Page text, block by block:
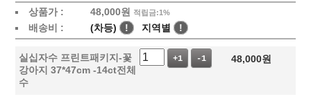
상품가 : 48,000원 적립금:1%
배송비 : (차등) ! 지역별 !
실십자수 프린트패키지-꽃
강아지 37*47cm -14ct전체
수
+1 -1 48,000원